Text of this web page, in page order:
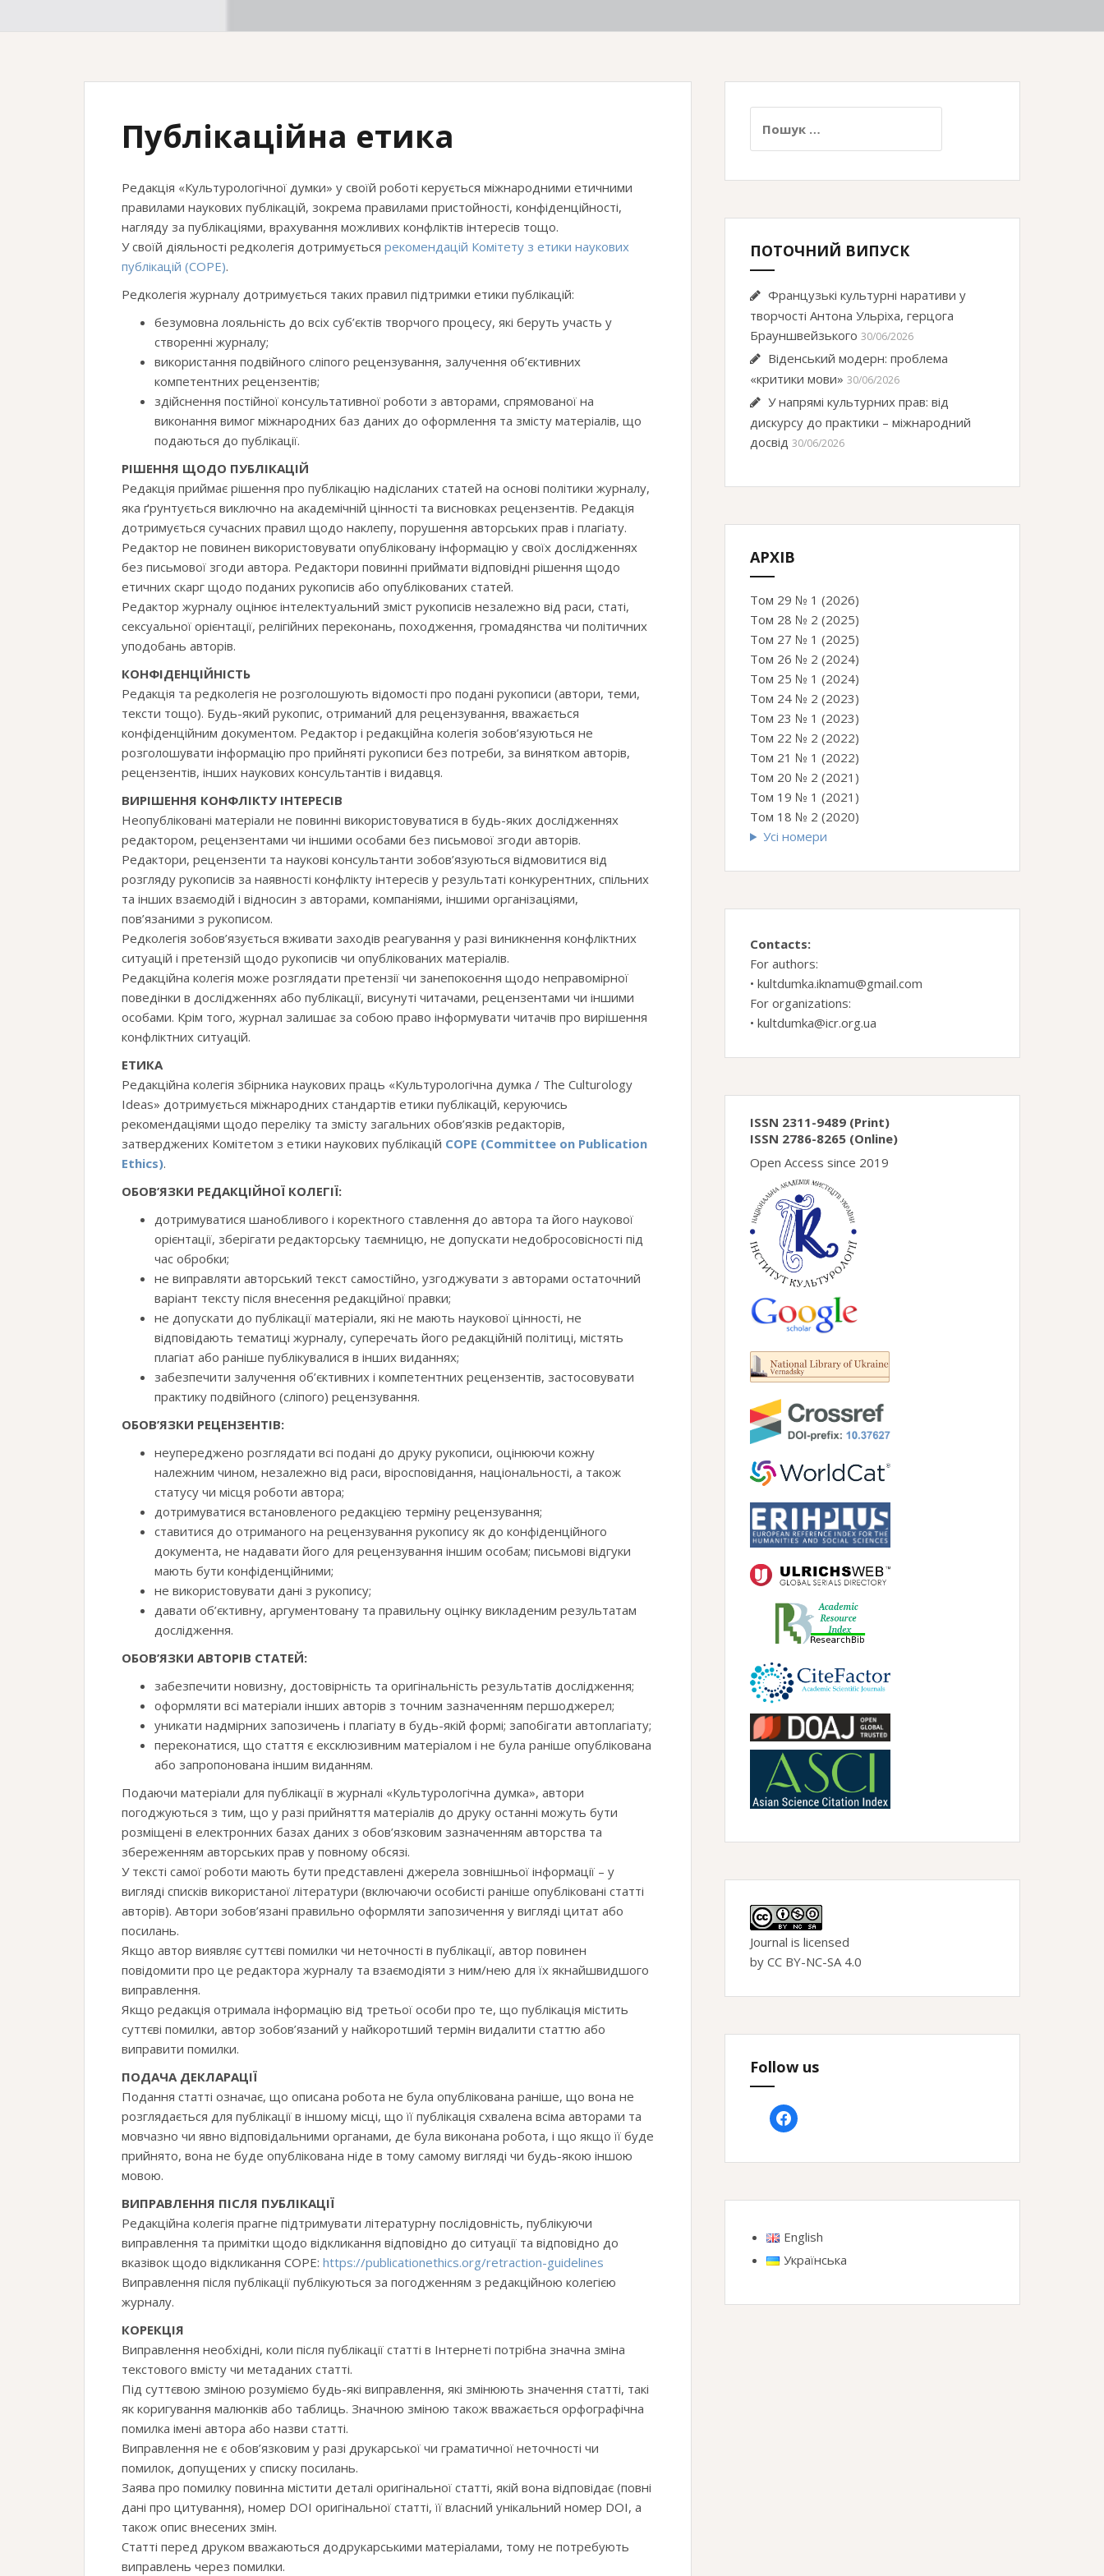
Публікаційна етика
Редакція «Культурологічної думки» у своїй роботі керується міжнародними етичними
правилами наукових публікацій, зокрема правилами пристойності, конфіденційності,
нагляду за публікаціями, врахування можливих конфліктів інтересів тощо.
У своїй діяльності редколегія дотримується рекомендацій Комітету з етики наукових
публікацій (COPE).
Редколегія журналу дотримується таких правил підтримки етики публікацій:
безумовна лояльність до всіх суб’єктів творчого процесу, які беруть участь у
створенні журналу;
використання подвійного сліпого рецензування, залучення об’єктивних
компетентних рецензентів;
здійснення постійної консультативної роботи з авторами, спрямованої на
виконання вимог міжнародних баз даних до оформлення та змісту матеріалів, що
подаються до публікації.
РІШЕННЯ ЩОДО ПУБЛІКАЦІЙ
Редакція приймає рішення про публікацію надісланих статей на основі політики журналу,
яка ґрунтується виключно на академічній цінності та висновках рецензентів. Редакція
дотримується сучасних правил щодо наклепу, порушення авторських прав і плагіату.
Редактор не повинен використовувати опубліковану інформацію у своїх дослідженнях
без письмової згоди автора. Редактори повинні приймати відповідні рішення щодо
етичних скарг щодо поданих рукописів або опублікованих статей.
Редактор журналу оцінює інтелектуальний зміст рукописів незалежно від раси, статі,
сексуальної орієнтації, релігійних переконань, походження, громадянства чи політичних
уподобань авторів.
КОНФІДЕНЦІЙНІСТЬ
Редакція та редколегія не розголошують відомості про подані рукописи (автори, теми,
тексти тощо). Будь-який рукопис, отриманий для рецензування, вважається
конфіденційним документом. Редактор і редакційна колегія зобов’язуються не
розголошувати інформацію про прийняті рукописи без потреби, за винятком авторів,
рецензентів, інших наукових консультантів і видавця.
ВИРІШЕННЯ КОНФЛІКТУ ІНТЕРЕСІВ
Неопубліковані матеріали не повинні використовуватися в будь-яких дослідженнях
редактором, рецензентами чи іншими особами без письмової згоди авторів.
Редактори, рецензенти та наукові консультанти зобов’язуються відмовитися від
розгляду рукописів за наявності конфлікту інтересів у результаті конкурентних, спільних
та інших взаємодій і відносин з авторами, компаніями, іншими організаціями,
пов’язаними з рукописом.
Редколегія зобов’язується вживати заходів реагування у разі виникнення конфліктних
ситуацій і претензій щодо рукописів чи опублікованих матеріалів.
Редакційна колегія може розглядати претензії чи занепокоєння щодо неправомірної
поведінки в дослідженнях або публікації, висунуті читачами, рецензентами чи іншими
особами. Крім того, журнал залишає за собою право інформувати читачів про вирішення
конфліктних ситуацій.
ЕТИКА
Редакційна колегія збірника наукових праць «Культурологічна думка / The Culturology
Ideas» дотримується міжнародних стандартів етики публікацій, керуючись
рекомендаціями щодо переліку та змісту загальних обов’язків редакторів,
затверджених Комітетом з етики наукових публікацій COPE (Committee on Publication
Ethics).
ОБОВ’ЯЗКИ РЕДАКЦІЙНОЇ КОЛЕГІЇ:
дотримуватися шанобливого і коректного ставлення до автора та його наукової
орієнтації, зберігати редакторську таємницю, не допускати недобросовісності під
час обробки;
не виправляти авторський текст самостійно, узгоджувати з авторами остаточний
варіант тексту після внесення редакційної правки;
не допускати до публікації матеріали, які не мають наукової цінності, не
відповідають тематиці журналу, суперечать його редакційній політиці, містять
плагіат або раніше публікувалися в інших виданнях;
забезпечити залучення об’єктивних і компетентних рецензентів, застосовувати
практику подвійного (сліпого) рецензування.
ОБОВ’ЯЗКИ РЕЦЕНЗЕНТІВ:
неупереджено розглядати всі подані до друку рукописи, оцінюючи кожну
належним чином, незалежно від раси, віросповідання, національності, а також
статусу чи місця роботи автора;
дотримуватися встановленого редакцією терміну рецензування;
ставитися до отриманого на рецензування рукопису як до конфіденційного
документа, не надавати його для рецензування іншим особам; письмові відгуки
мають бути конфіденційними;
не використовувати дані з рукопису;
давати об’єктивну, аргументовану та правильну оцінку викладеним результатам
дослідження.
ОБОВ’ЯЗКИ АВТОРІВ СТАТЕЙ:
забезпечити новизну, достовірність та оригінальність результатів дослідження;
оформляти всі матеріали інших авторів з точним зазначенням першоджерел;
уникати надмірних запозичень і плагіату в будь-якій формі; запобігати автоплагіату;
переконатися, що стаття є ексклюзивним матеріалом і не була раніше опублікована
або запропонована іншим виданням.
Подаючи матеріали для публікації в журналі «Культурологічна думка», автори
погоджуються з тим, що у разі прийняття матеріалів до друку останні можуть бути
розміщені в електронних базах даних з обов’язковим зазначенням авторства та
збереженням авторських прав у повному обсязі.
У тексті самої роботи мають бути представлені джерела зовнішньої інформації – у
вигляді списків використаної літератури (включаючи особисті раніше опубліковані статті
авторів). Автори зобов’язані правильно оформляти запозичення у вигляді цитат або
посилань.
Якщо автор виявляє суттєві помилки чи неточності в публікації, автор повинен
повідомити про це редактора журналу та взаємодіяти з ним/нею для їх якнайшвидшого
виправлення.
Якщо редакція отримала інформацію від третьої особи про те, що публікація містить
суттєві помилки, автор зобов’язаний у найкоротший термін видалити статтю або
виправити помилки.
ПОДАЧА ДЕКЛАРАЦІЇ
Подання статті означає, що описана робота не була опублікована раніше, що вона не
розглядається для публікації в іншому місці, що її публікація схвалена всіма авторами та
мовчазно чи явно відповідальними органами, де була виконана робота, і що якщо її буде
прийнято, вона не буде опублікована ніде в тому самому вигляді чи будь-якою іншою
мовою.
ВИПРАВЛЕННЯ ПІСЛЯ ПУБЛІКАЦІЇ
Редакційна колегія прагне підтримувати літературну послідовність, публікуючи
виправлення та примітки щодо відкликання відповідно до ситуації та відповідно до
вказівок щодо відкликання COPE: https://publicationethics.org/retraction-guidelines
Виправлення після публікації публікуються за погодженням з редакційною колегією
журналу.
КОРЕКЦІЯ
Виправлення необхідні, коли після публікації статті в Інтернеті потрібна значна зміна
текстового вмісту чи метаданих статті.
Під суттєвою зміною розуміємо будь-які виправлення, які змінюють значення статті, такі
як коригування малюнків або таблиць. Значною зміною також вважається орфографічна
помилка імені автора або назви статті.
Виправлення не є обов’язковим у разі друкарської чи граматичної неточності чи
помилок, допущених у списку посилань.
Заява про помилку повинна містити деталі оригінальної статті, якій вона відповідає (повні
дані про цитування), номер DOI оригінальної статті, її власний унікальний номер DOI, а
також опис внесених змін.
Статті перед друком вважаються додрукарськими матеріалами, тому не потребують
виправлень через помилки.
ПОТОЧНИЙ ВИПУСК
Французькі культурні наративи у
творчості Антона Ульріха, герцога
Брауншвейзького 30/06/2026
Віденський модерн: проблема
«критики мови» 30/06/2026
У напрямі культурних прав: від
дискурсу до практики – міжнародний
досвід 30/06/2026
АРХІВ
Том 29 № 1 (2026)
Том 28 № 2 (2025)
Том 27 № 1 (2025)
Том 26 № 2 (2024)
Том 25 № 1 (2024)
Том 24 № 2 (2023)
Том 23 № 1 (2023)
Том 22 № 2 (2022)
Том 21 № 1 (2022)
Том 20 № 2 (2021)
Том 19 № 1 (2021)
Том 18 № 2 (2020)
Усі номери
Contacts:
For authors:
• kultdumka.iknamu@gmail.com
For organizations:
• kultdumka@icr.org.ua
ISSN 2311-9489 (Print)
ISSN 2786-8265 (Online)
Open Access since 2019
Journal is licensed
by CC BY-NC-SA 4.0
Follow us
facebook
English
Українська